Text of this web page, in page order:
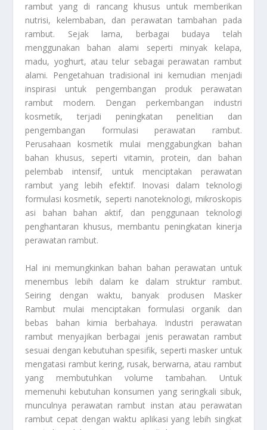
rambut yang di rancang khusus untuk memberikan
nutrisi, kelembaban, dan perawatan tambahan pada
rambut. Sejak lama, berbagai budaya telah
menggunakan bahan alami seperti minyak kelapa,
madu, yoghurt, atau telur sebagai perawatan rambut
alami. Pengetahuan tradisional ini kemudian menjadi
inspirasi untuk pengembangan produk perawatan
rambut modern. Dengan perkembangan industri
kosmetik, terjadi peningkatan penelitian dan
pengembangan formulasi perawatan rambut.
Perusahaan kosmetik mulai menggabungkan bahan
bahan khusus, seperti vitamin, protein, dan bahan
pelembab intensif, untuk menciptakan perawatan
rambut yang lebih efektif. Inovasi dalam teknologi
formulasi kosmetik, seperti nanoteknologi, mikroskopis
asi bahan bahan aktif, dan penggunaan teknologi
penghantaran khusus, membantu peningkatan kinerja
perawatan rambut.
Hal ini memungkinkan bahan bahan perawatan untuk
menembus lebih dalam ke dalam struktur rambut.
Seiring dengan waktu, banyak produsen
Masker
Rambut mulai menciptakan formulasi organik dan
bebas bahan kimia berbahaya. Industri perawatan
rambut menyajikan berbagai jenis perawatan rambut
sesuai dengan kebutuhan spesifik, seperti masker untuk
mengatasi rambut kering, rusak, berwarna, atau rambut
yang membutuhkan volume tambahan. Untuk
memenuhi kebutuhan konsumen yang seringkali sibuk,
munculnya perawatan rambut instan atau perawatan
rambut cepat dengan waktu aplikasi yang lebih singkat